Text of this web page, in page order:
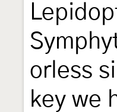
orless
key we